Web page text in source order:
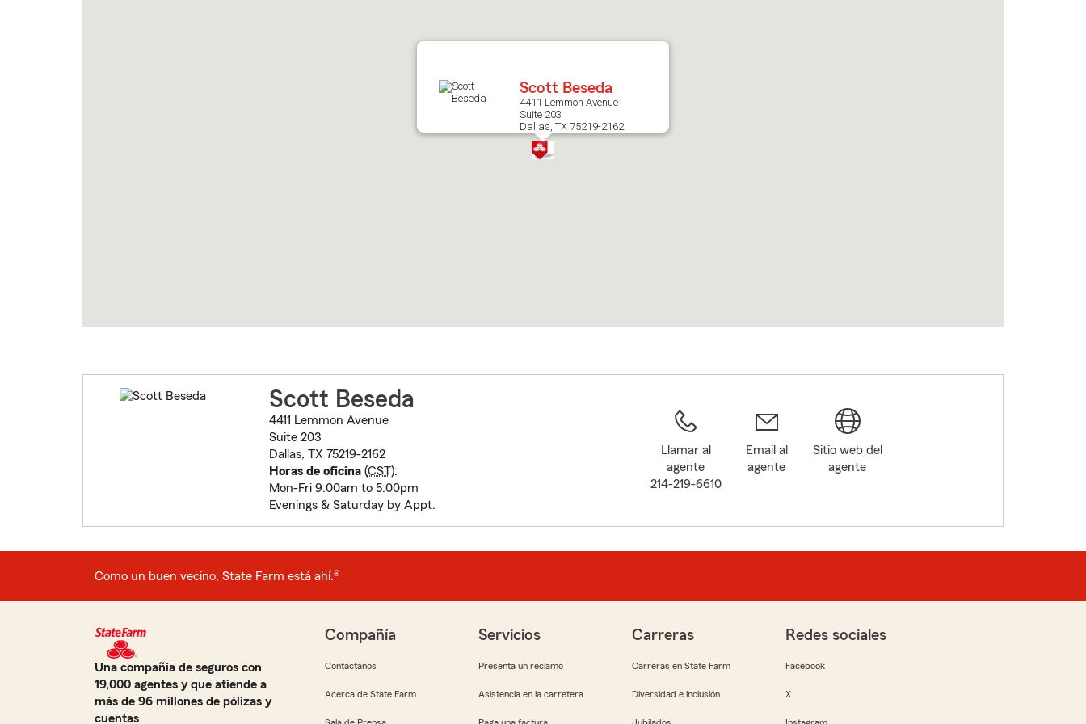
Scott Beseda
4411 Lemmon Avenue
Suite 203
Dallas, TX 75219-2162
Scott Beseda
4411 Lemmon Avenue
Suite 203
Dallas, TX 75219-2162
Horas de oficina(CST):
Mon-Fri 9:00am to 5:00pm
Evenings & Saturday by Appt.
Llamar al
agente
214-219-6610
Email al
agente
Sitio web del
agente
Como un buen vecino, State Farm está ahí.®
Una compañía de seguros con
19,000 agentes y que atiende a
más de 96 millones de pólizas y
cuentas
Compañía
Contáctanos
Acerca de State Farm
Servicios
Presenta un reclamo
Asistencia en la carretera
Carreras
Carreras en State Farm
Diversidad e inclusión
Redes sociales
Facebook
X